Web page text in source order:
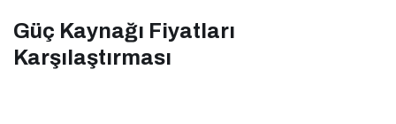
Güç Kaynağı Fiyatları
Karşılaştırması